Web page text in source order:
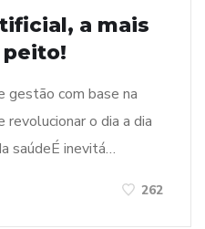
a mais
peito!
gestão com base na
o dia a dia
saúdeÉ inevitá…
262